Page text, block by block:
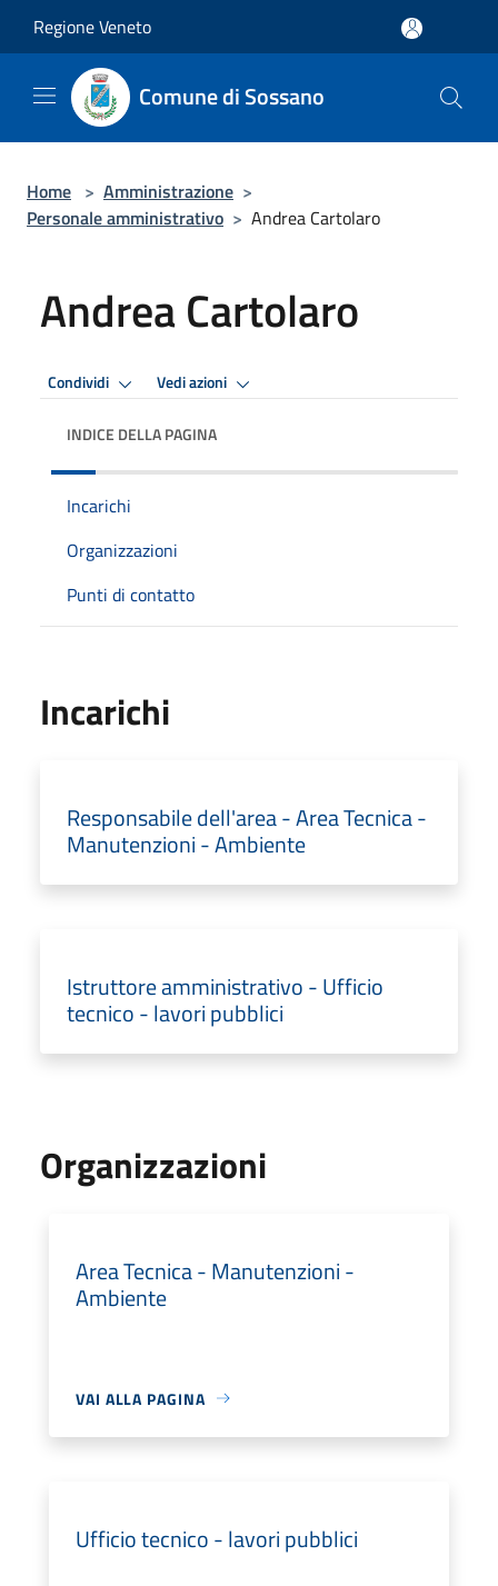
Regione Veneto
Comune di Sossano
Home > Amministrazione >
Personale amministrativo > Andrea Cartolaro
Andrea Cartolaro
Condividi Vedi azioni
INDICE DELLA PAGINA
Incarichi
Organizzazioni
Punti di contatto
Incarichi
Responsabile dell'area - Area Tecnica -
Manutenzioni - Ambiente
Istruttore amministrativo - Ufficio
tecnico - lavori pubblici
Organizzazioni
Area Tecnica - Manutenzioni -
Ambiente
VAI ALLA PAGINA
Ufficio tecnico - lavori pubblici